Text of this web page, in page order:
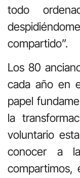
todo
compartido”.
Los 80
cada año en
papel
la
voluntario
conocer a
compartimos,